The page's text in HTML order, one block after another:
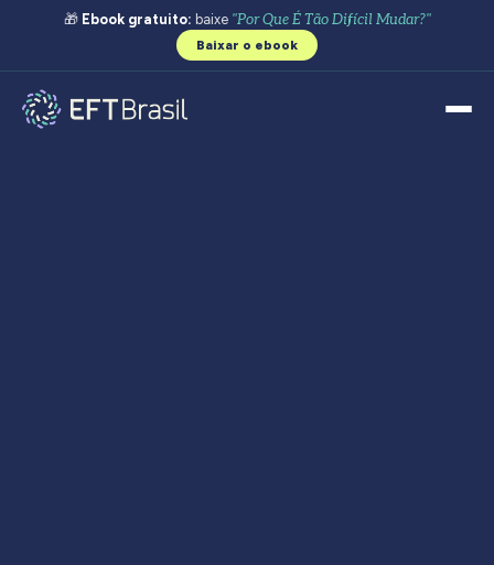
🎁 Ebook gratuito: baixe "Por Que É Tão Difícil Mudar?"
Baixar o ebook